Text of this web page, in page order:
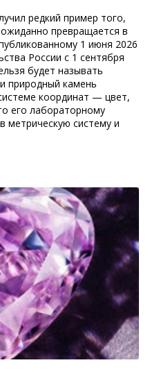
редкий пример того,
превращается в
1 июня 2026
России с 1 сентября
будет называть
природный камень
координат — цвет,
его лабораторному
метрическую систему и